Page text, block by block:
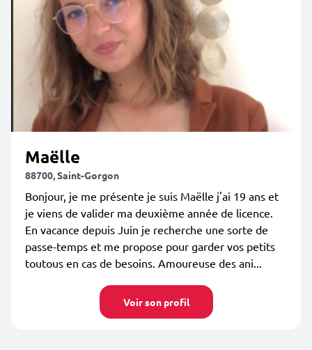
Maëlle
88700, Saint-Gorgon
Bonjour, je me présente je suis Maëlle j'ai 19 ans et
je viens de valider ma deuxième année de licence.
En vacance depuis Juin je recherche une sorte de
passe-temps et me propose pour garder vos petits
toutous en cas de besoins. Amoureuse des ani...
Voir son profil